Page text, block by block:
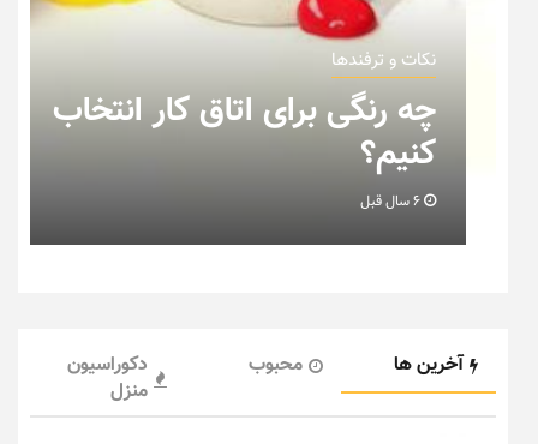
نکات و ترفندها
نکاتی که باید به هنگام چیدمان
خانه عروس بدانیم + تصویر
آخرین ها محبوب
دکوراسیون
منزل